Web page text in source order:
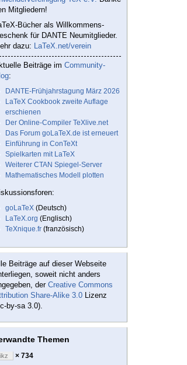
Mitgliedern!
Bücher als Willkommens-
für DANTE Neumitglieder.
dazu: LaTeX.net/verein
Beiträge im Community-
:
DANTE-Frühjahrstagung März 2026
LaTeX Cookbook zweite Auflage
erschienen
Der Online-Compiler TeXlive.net
Das Forum goLaTeX.de ist erneuert
Einführung in ConTeXt
Spielkarten mit LaTeX
Weiterer CTAN Spiegel-Server
Mathematisches Modell plotten
goLaTeX (Deutsch)
LaTeX.org (Englisch)
TeXnique.fr (französisch)
Beiträge auf dieser Webseite
soweit nicht anders
der Creative Commons
Share-Alike 3.0 Lizenz
by-sa 3.0).
Themen
× 734